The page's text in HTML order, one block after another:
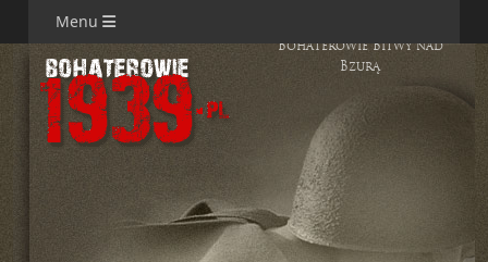
Menu
Bohaterowie Bitwy nad
Bzurą